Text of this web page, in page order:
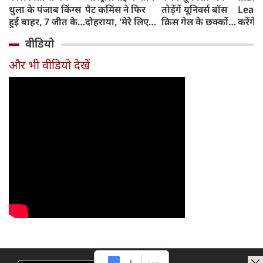
धुला के पंजाब किंग्स
हुई बाहर, 7 जीत के
बाद 6 हार
पैट कमिंस ने फिर
दोहराया, 'मेरे लिए
तोड़ेंगें यूनिवर्स बॉस
क्रिस गेल के छक्कों
करेंगे
टीम में
वीडियो
और भी वीडियो देखें